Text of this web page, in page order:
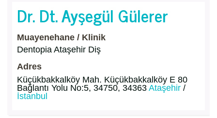
Dr. Dt. Ayşegül Gülerer
Muayenehane / Klinik
Dentopia Ataşehir Diş
Adres
Küçükbakkalköy Mah. Küçükbakkalköy E 80
Bağlantı Yolu No:5, 34750, 34363 Ataşehir /
İstanbul